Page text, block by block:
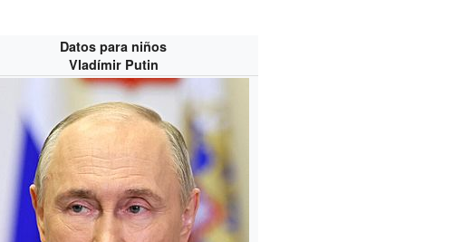
Datos para niños
Vladímir Putin